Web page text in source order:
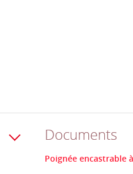
Documents
Poignée encastrable